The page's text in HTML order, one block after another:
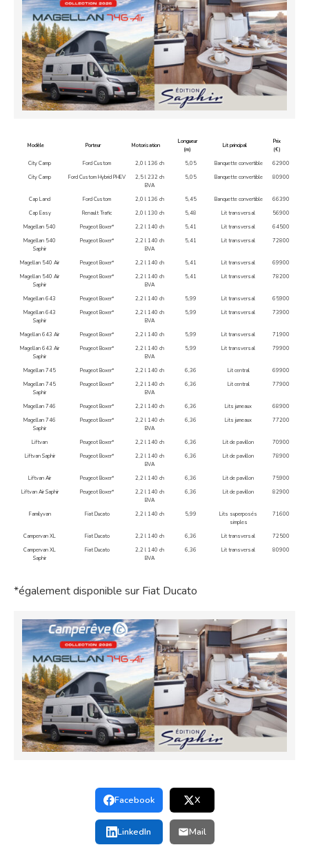
Modèle Porteur Motorisation
Longueur
(m)
Lit principal
Prix
(€)
City Camp
Ford Custom 2,0 l 136 ch 5,05 Banquette convertible
62900
City Camp
Ford Custom Hybrid PHEV
2,5 l 232 ch
BVA
5,05 Banquette convertible 80900
Cap Land Ford Custom 2,0 l 136 ch 5,45 Banquette convertible
66390
Cap Easy
Renault Trafic 2,0 l 130 ch 5,48 Lit transversal
56900
Magellan 540
Peugeot Boxer* 2,2 l 140 ch 5,41 Lit transversal
64500
Magellan 540
Saphir
Peugeot Boxer*
2,2 l 140 ch
BVA
5,41 Lit transversal 72800
Magellan 540 Air Peugeot Boxer* 2,2 l 140 ch 5,41 Lit transversal
69900
Magellan 540 Air
Saphir
Peugeot Boxer*
2,2 l 140 ch
BVA
5,41 Lit transversal 78200
Magellan 643 Peugeot Boxer* 2,2 l 140 ch 5,99 Lit transversal
65900
Magellan 643
Saphir
Peugeot Boxer*
2,2 l 140 ch
BVA
5,99 Lit transversal 73900
Magellan 643 Air Peugeot Boxer* 2,2 l 140 ch 5,99 Lit transversal
71900
Magellan 643 Air
Saphir
Peugeot Boxer*
2,2 l 140 ch
BVA
5,99 Lit transversal 79900
Magellan 745 Peugeot Boxer* 2,2 l 140 ch 6,36 Lit central
69900
Magellan 745
Saphir
Peugeot Boxer*
2,2 l 140 ch
BVA
6,36 Lit central 77900
Magellan 746 Peugeot Boxer* 2,2 l 140 ch 6,36 Lits jumeaux
68900
Magellan 746
Saphir
Peugeot Boxer*
2,2 l 140 ch
BVA
6,36 Lits jumeaux 77200
Liftvan Peugeot Boxer* 2,2 l 140 ch 6,36 Lit de pavillon
70900
Liftvan Saphir
Peugeot Boxer*
2,2 l 140 ch
BVA
6,36 Lit de pavillon 78900
Liftvan Air Peugeot Boxer* 2,2 l 140 ch 6,36 Lit de pavillon
75900
Liftvan Air Saphir
Peugeot Boxer*
2,2 l 140 ch
BVA
6,36 Lit de pavillon 82900
Familyvan Fiat Ducato 2,2 l 140 ch 5,99
Lits superposés
simples
71600
Campervan XL Fiat Ducato 2,2 l 140 ch 6,36 Lit transversal
72500
Campervan XL
Saphir
Fiat Ducato
2,2 l 140 ch
BVA
6,36 Lit transversal 80900
*également disponible sur Fiat Ducato
Facebook X
LinkedIn Mail